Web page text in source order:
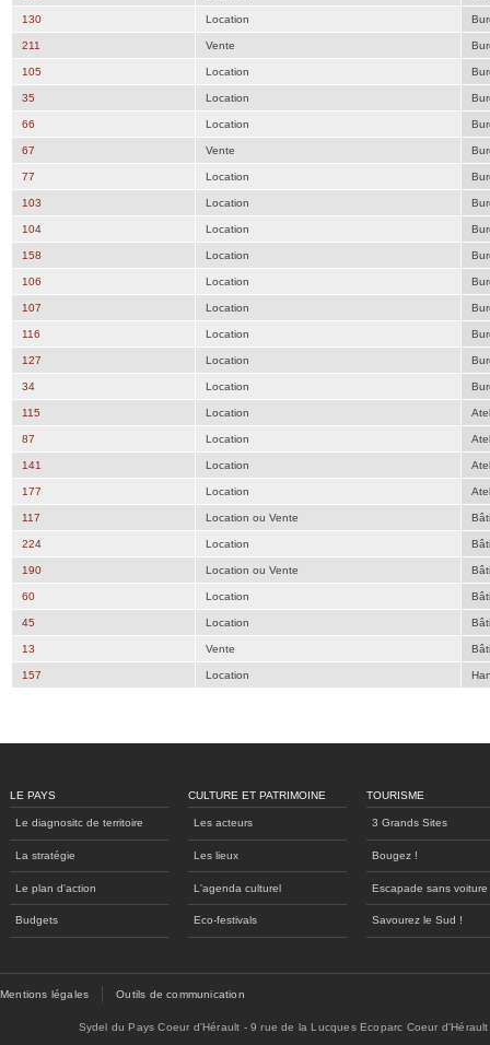
130 Location
211 Vente
105 Location
35 Location
66 Location
67 Vente
77 Location
103 Location
104 Location
158 Location
106 Location
107 Location
116 Location
127 Location
34 Location
115 Location
87 Location
141 Location
177 Location
117 Location ou Vente
224 Location
190 Location ou Vente
60 Location
45 Location
13 Vente
157 Location
LE PAYS
Le diagnositc de territoire
La stratégie
Le plan d'action
Budgets
CULTURE ET PATRIMOINE
Les acteurs
Les lieux
L'agenda culturel
Eco-festivals
TOURISME
3 Grands Sites
Bougez !
Escapade sans voiture
Savourez le Sud !
Mentions légales Outils de communication
Sydel du Pays Coeur d'Hérault - 9 rue de la Lucques Ecoparc Coeur